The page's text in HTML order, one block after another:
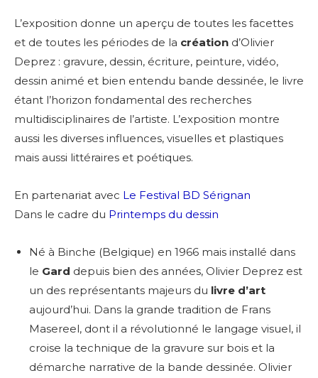
Nom
Statut / Organisation
J'accepte lestermes et conditions
Nom
Prénom
L’exposition donne un aperçu de toutes les facettes
et de toutes les périodes de la création d’Olivier
Deprez : gravure, dessin, écriture, peinture, vidéo,
dessin animé et bien entendu bande dessinée, le livre
étant l’horizon fondamental des recherches
multidisciplinaires de l’artiste. L’exposition montre
aussi les diverses influences, visuelles et plastiques
mais aussi littéraires et poétiques.
En partenariat avec Le Festival BD Sérignan
Dans le cadre du Printemps du dessin
Né à Binche (Belgique) en 1966 mais installé dans
le Gard depuis bien des années, Olivier Deprez est
un des représentants majeurs du livre d’art
aujourd’hui. Dans la grande tradition de Frans
Masereel, dont il a révolutionné le langage visuel, il
croise la technique de la gravure sur bois et la
démarche narrative de la bande dessinée. Olivier